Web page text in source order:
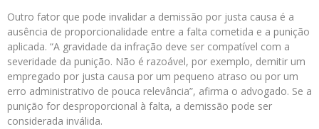
Outro fator que pode invalidar a demissão por justa causa é a
ausência de proporcionalidade entre a falta cometida e a punição
aplicada. “A gravidade da infração deve ser compatível com a
severidade da punição. Não é razoável, por exemplo, demitir um
empregado por justa causa por um pequeno atraso ou por um
erro administrativo de pouca relevância”, afirma o advogado. Se a
punição for desproporcional à falta, a demissão pode ser
considerada inválida.